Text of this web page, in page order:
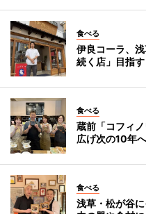
食べる
伊良コーラ、
続く店」目指す
食べる
蔵前「コフィ
広げ次の10年へ
食べる
浅草・松が谷